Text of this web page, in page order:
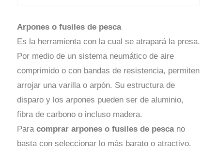
Arpones o fusiles de pesca
Es la herramienta con la cual se atrapará la presa.
Por medio de un sistema neumático de aire
comprimido o con bandas de resistencia, permiten
arrojar una varilla o arpón. Su estructura de
disparo y los arpones pueden ser de aluminio,
fibra de carbono o incluso madera.
Paracomprar arpones o fusiles de pescano
basta con seleccionar lo más barato o atractivo.